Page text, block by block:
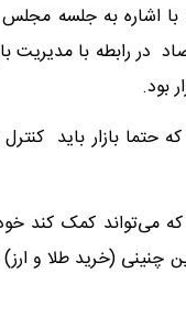
به جلسه مجلس
در رابطه با مدیریت
بود.
حتما بازار باید
می‌تواند کمک کند
(خرید طلا و ارز)